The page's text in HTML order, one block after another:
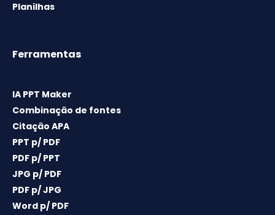
Planilhas
Ferramentas
IA PPT Maker
Combinação de fontes
Citação APA
PPT p/ PDF
PDF p/ PPT
JPG p/ PDF
PDF p/ JPG
Word p/ PDF